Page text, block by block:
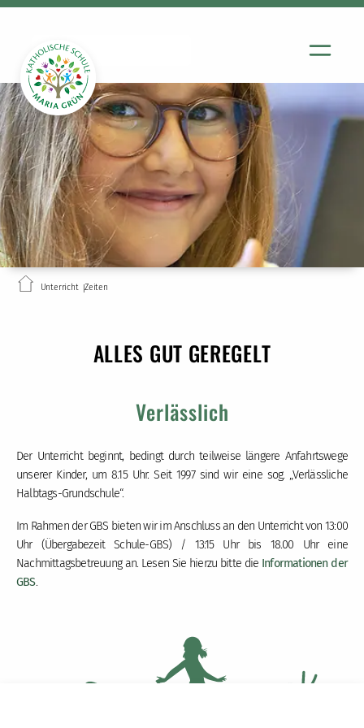
Unterricht Zeiten
ALLES GUT GEREGELT
Verlässlich
Der Unterricht beginnt, bedingt durch teilweise längere Anfahrtswege
unserer Kinder, um 8.15 Uhr. Seit 1997 sind wir eine sog. „Verlässliche
Halbtags-Grundschule“.
Im Rahmen der GBS bieten wir im Anschluss an den Unterricht von 13:00
Uhr (Übergabezeit Schule-GBS) / 13:15 Uhr bis 18.00 Uhr eine
Nachmittagsbetreuung an. Lesen Sie hierzu bitte die Informationen der
GBS.